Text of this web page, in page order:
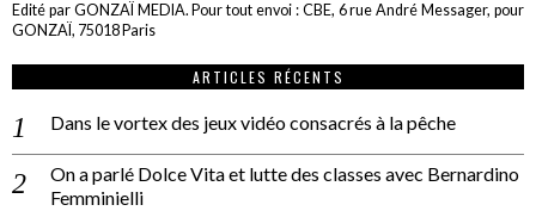
Edité par GONZAÏ MEDIA. Pour tout envoi : CBE, 6 rue André Messager, pour
GONZAÏ, 75018 Paris
ARTICLES RÉCENTS
Dans le vortex des jeux vidéo consacrés à la pêche
On a parlé Dolce Vita et lutte des classes avec Bernardino
Femminielli